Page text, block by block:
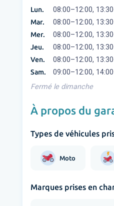
Lun. 08:00–12:00,
Mar. 08:00–12:00,
Mer. 08:00–12:00,
Jeu. 08:00–12:00,
Ven. 08:00–12:00,
Sam.
09:00–12:00,
Fermé le dimanche
À propos du
Types de véhicules
Moto
Marques prises en